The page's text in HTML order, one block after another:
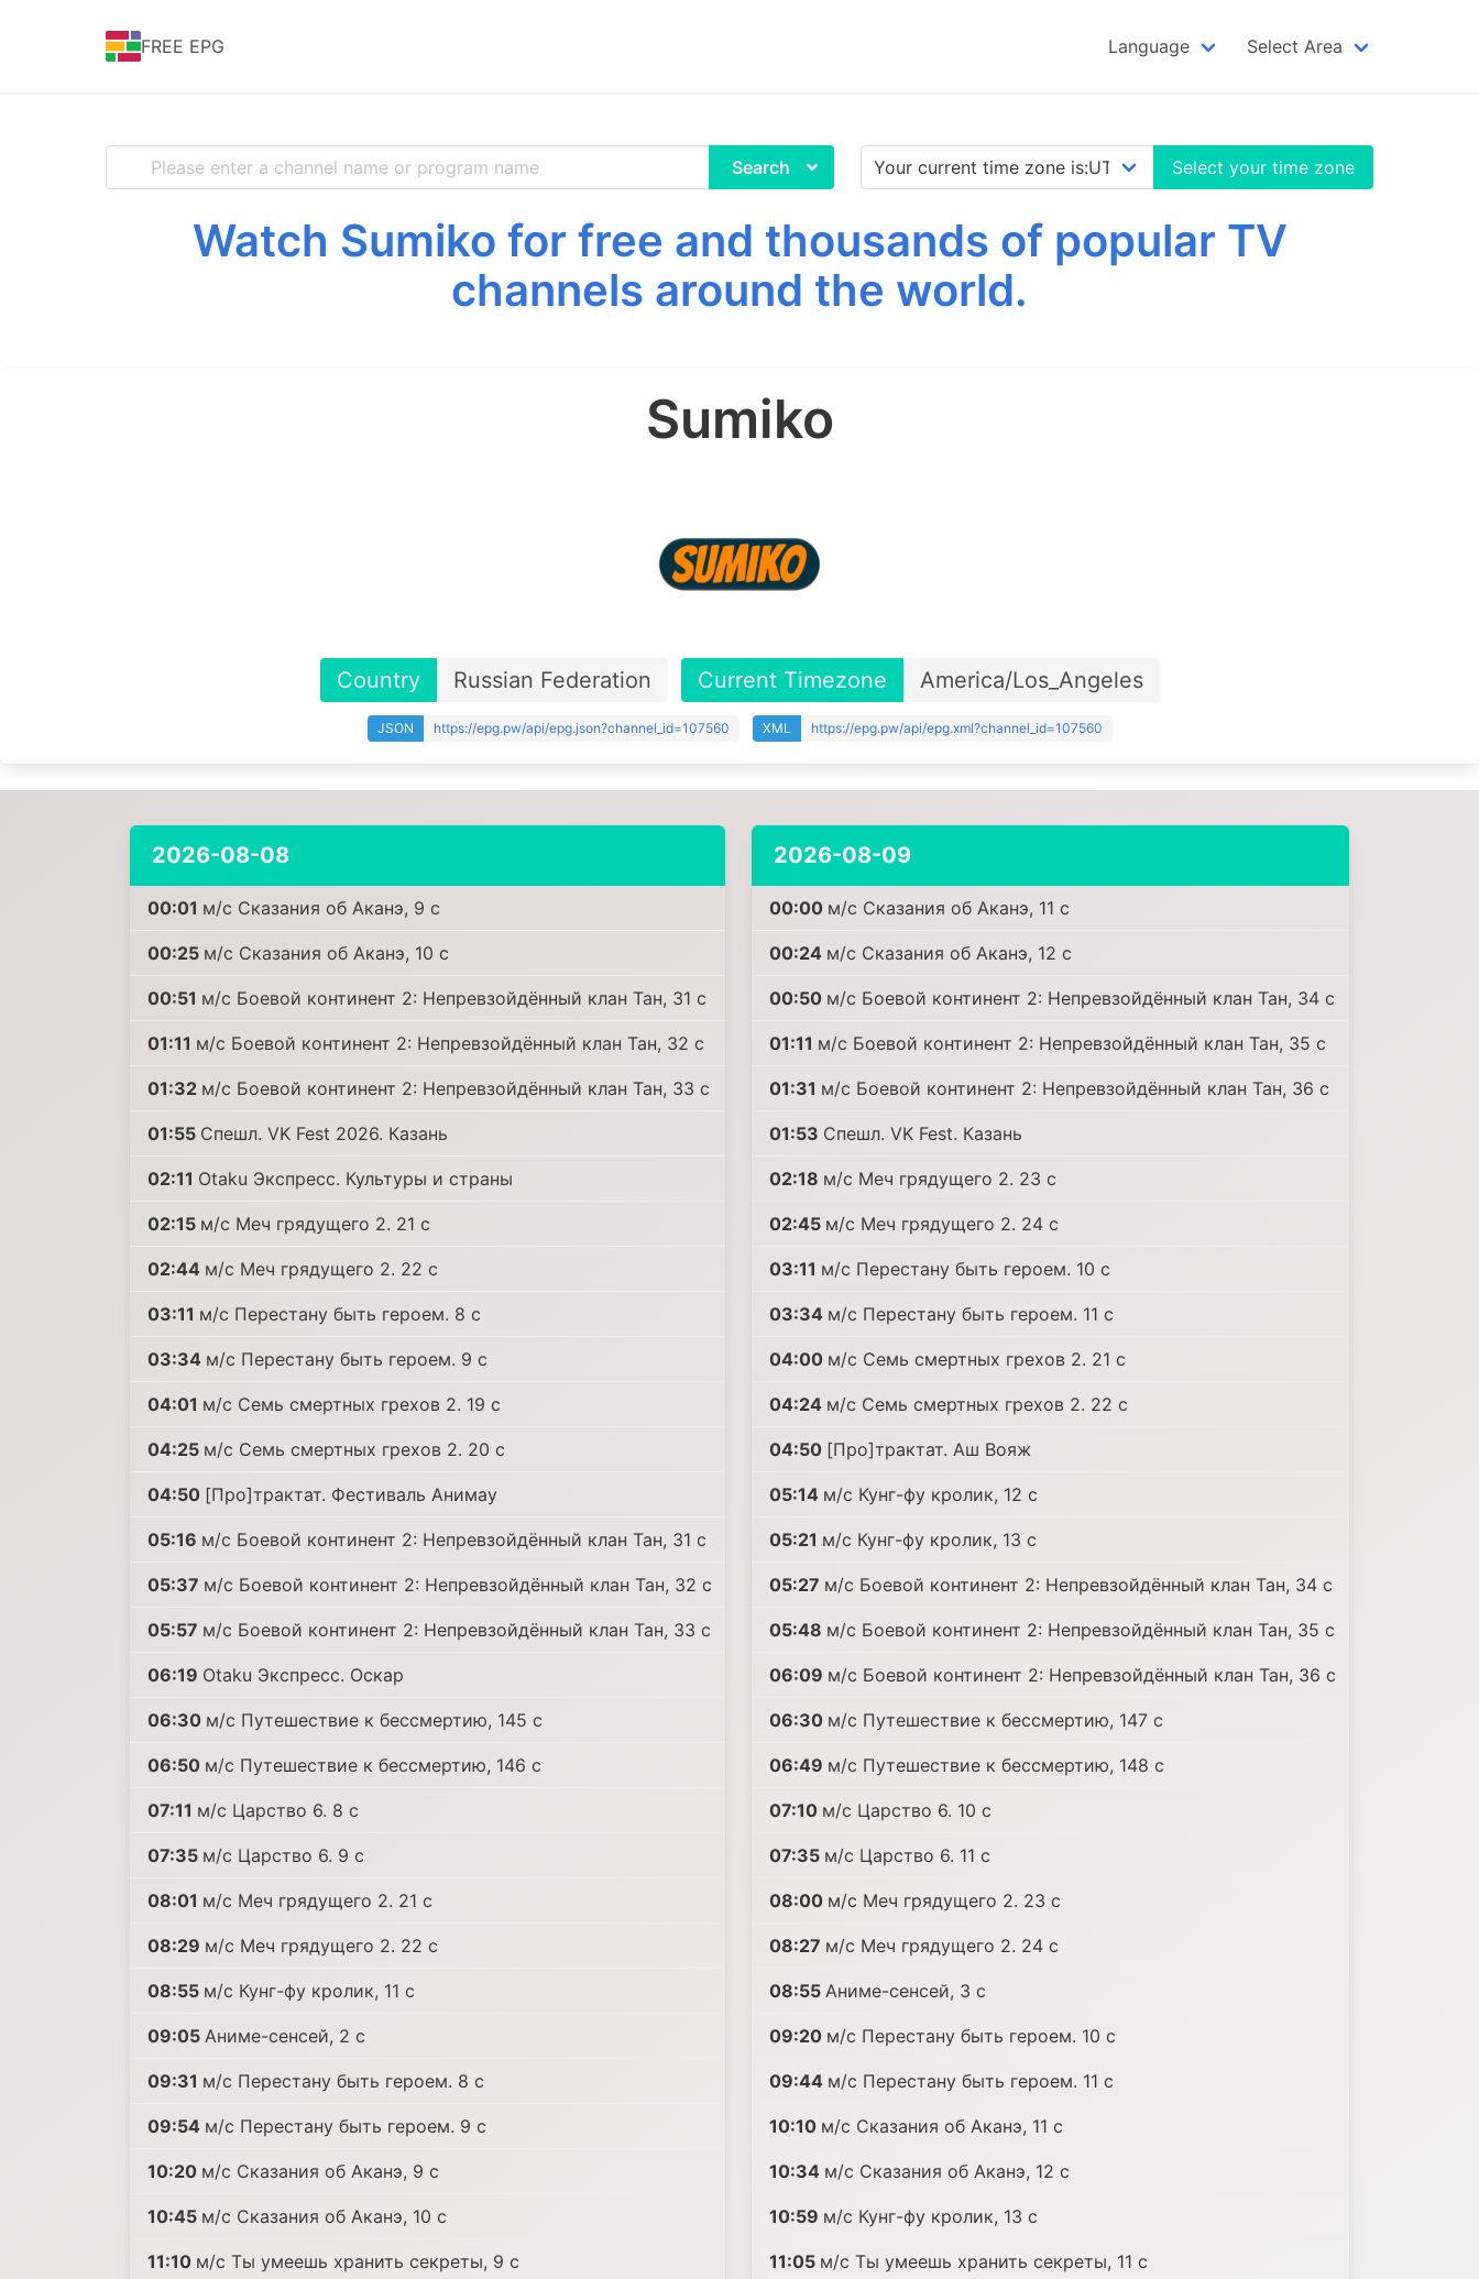
FREE EPG Language Select Area
Search Select your time zone
Watch Sumiko for free and thousands of popular TV
channels around the world.
Sumiko
Country Russian Federation Current Timezone America/Los_Angeles
JSON https://epg.pw/api/epg.json?channel_id=107560 XML https://epg.pw/api/epg.xml?channel_id=107560
2026-08-08
00:01 м/с Сказания об Аканэ, 9 c
00:25 м/с Сказания об Аканэ, 10 c
00:51 м/с Боевой континент 2: Непревзойдённый клан Тан, 31 c
01:11 м/с Боевой континент 2: Непревзойдённый клан Тан, 32 c
01:32 м/с Боевой континент 2: Непревзойдённый клан Тан, 33 c
01:55 Спешл. VK Fest 2026. Казань
02:11 Otaku Экспресс. Культуры и страны
02:15 м/с Меч грядущего 2. 21 c
02:44 м/с Меч грядущего 2. 22 c
03:11 м/с Перестану быть героем. 8 c
03:34 м/с Перестану быть героем. 9 c
04:01 м/с Семь смертных грехов 2. 19 c
04:25 м/с Семь смертных грехов 2. 20 c
04:50 [Про]трактат. Фестиваль Анимау
05:16 м/с Боевой континент 2: Непревзойдённый клан Тан, 31 c
05:37 м/с Боевой континент 2: Непревзойдённый клан Тан, 32 c
05:57 м/с Боевой континент 2: Непревзойдённый клан Тан, 33 c
06:19 Otaku Экспресс. Оскар
06:30 м/с Путешествие к бессмертию, 145 c
06:50 м/с Путешествие к бессмертию, 146 c
07:11 м/с Царство 6. 8 c
07:35 м/с Царство 6. 9 c
08:01 м/с Меч грядущего 2. 21 c
08:29 м/с Меч грядущего 2. 22 c
08:55 м/с Кунг-фу кролик, 11 c
09:05 Аниме-сенсей, 2 c
09:31 м/с Перестану быть героем. 8 c
09:54 м/с Перестану быть героем. 9 c
10:20 м/с Сказания об Аканэ, 9 c
10:45 м/с Сказания об Аканэ, 10 c
11:10 м/с Ты умеешь хранить секреты, 9 c
2026-08-09
00:00 м/с Сказания об Аканэ, 11 c
00:24 м/с Сказания об Аканэ, 12 c
00:50 м/с Боевой континент 2: Непревзойдённый клан Тан, 34 c
01:11 м/с Боевой континент 2: Непревзойдённый клан Тан, 35 c
01:31 м/с Боевой континент 2: Непревзойдённый клан Тан, 36 c
01:53 Спешл. VK Fest. Казань
02:18 м/с Меч грядущего 2. 23 c
02:45 м/с Меч грядущего 2. 24 c
03:11 м/с Перестану быть героем. 10 c
03:34 м/с Перестану быть героем. 11 c
04:00 м/с Семь смертных грехов 2. 21 c
04:24 м/с Семь смертных грехов 2. 22 c
04:50 [Про]трактат. Аш Вояж
05:14 м/с Кунг-фу кролик, 12 c
05:21 м/с Кунг-фу кролик, 13 c
05:27 м/с Боевой континент 2: Непревзойдённый клан Тан, 34 c
05:48 м/с Боевой континент 2: Непревзойдённый клан Тан, 35 c
06:09 м/с Боевой континент 2: Непревзойдённый клан Тан, 36 c
06:30 м/с Путешествие к бессмертию, 147 c
06:49 м/с Путешествие к бессмертию, 148 c
07:10 м/с Царство 6. 10 c
07:35 м/с Царство 6. 11 c
08:00 м/с Меч грядущего 2. 23 c
08:27 м/с Меч грядущего 2. 24 c
08:55 Аниме-сенсей, 3 c
09:20 м/с Перестану быть героем. 10 c
09:44 м/с Перестану быть героем. 11 c
10:10 м/с Сказания об Аканэ, 11 c
10:34 м/с Сказания об Аканэ, 12 c
10:59 м/с Кунг-фу кролик, 13 c
11:05 м/с Ты умеешь хранить секреты, 11 c